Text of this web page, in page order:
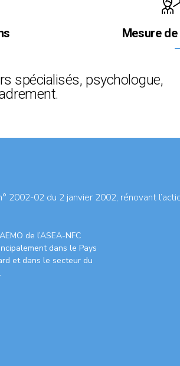
Mesure
spécialisés, psychologue,
2002-02 du 2 janvier 2002, rénovant
de l’ASEA-NFC
dans le Pays
et dans le secteur du